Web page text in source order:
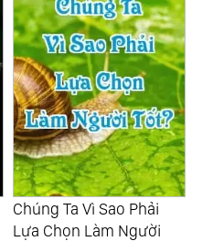
Chúng Ta Vì Sao Phải
Lựa Chọn Làm Người